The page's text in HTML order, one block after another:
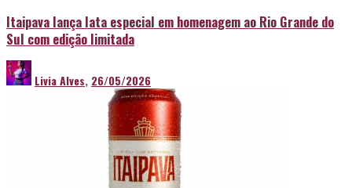
Itaipava lança lata especial em homenagem ao Rio Grande do
Sul com edição limitada
Livia Alves, 26/05/2026